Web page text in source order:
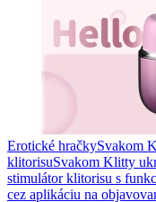
Erotické hračkySvakom
klitorisuSvakom Klitty
stimulátor klitorisu s
cez aplikáciu na